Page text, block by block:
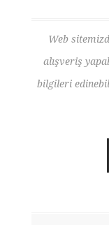
Web
alışveriş
bilgileri